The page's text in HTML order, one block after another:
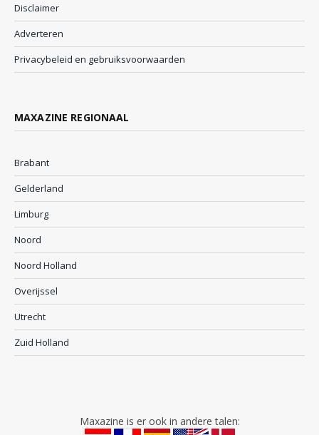
Disclaimer
Adverteren
Privacybeleid en gebruiksvoorwaarden
MAXAZINE REGIONAAL
Brabant
Gelderland
Limburg
Noord
Noord Holland
Overijssel
Utrecht
Zuid Holland
Maxazine is er ook in andere talen: